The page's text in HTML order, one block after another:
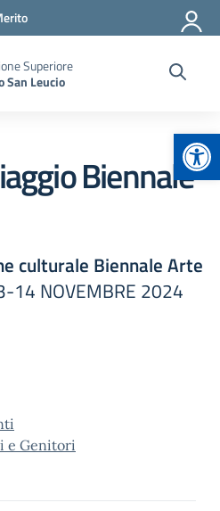
Superiore
San Leucio
Biennale
culturale Biennale Arte
14 NOVEMBRE 2024
e Genitori